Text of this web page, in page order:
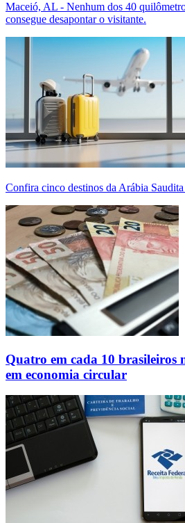
Maceió, AL - Nenhum dos 40
consegue desapontar o visitante.
Confira cinco destinos da Arábia
Quatro em cada 10
em economia circular